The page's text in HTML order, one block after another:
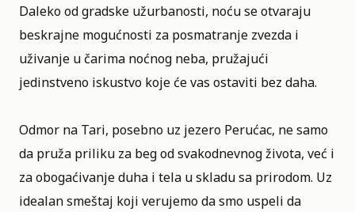
Daleko od gradske užurbanosti, noću se otvaraju
beskrajne mogućnosti za posmatranje zvezda i
uživanje u čarima noćnog neba, pružajući
jedinstveno iskustvo koje će vas ostaviti bez daha.
Odmor na Tari, posebno uz jezero Perućac, ne samo
da pruža priliku za beg od svakodnevnog života, već i
za obogaćivanje duha i tela u skladu sa prirodom. Uz
idealan smeštaj koji verujemo da smo uspeli da